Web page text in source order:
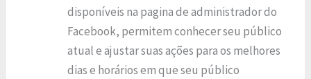
disponíveis na pagina de administrador do
Facebook, permitem conhecer seu público
atual e ajustar suas ações para os melhores
dias e horários em que seu público